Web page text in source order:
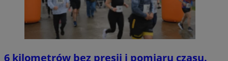
6 kilometrów bez presji i pomiaru czasu.